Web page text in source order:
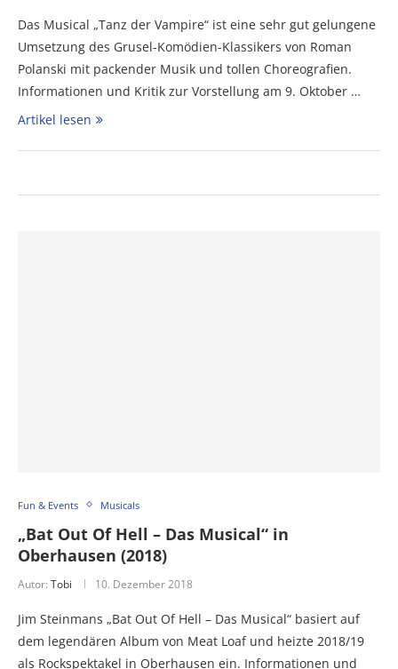
Das Musical „Tanz der Vampire“ ist eine sehr gut gelungene
Umsetzung des Grusel-Komödien-Klassikers von Roman
Polanski mit packender Musik und tollen Choreografien.
Informationen und Kritik zur Vorstellung am 9. Oktober …
Artikel lesen
Fun & Events Musicals
„Bat Out Of Hell – Das Musical“ in
Oberhausen (2018)
Autor: Tobi 10. Dezember 2018
Jim Steinmans „Bat Out Of Hell – Das Musical“ basiert auf
dem legendären Album von Meat Loaf und heizte 2018/19
als Rockspektakel in Oberhausen ein. Informationen und